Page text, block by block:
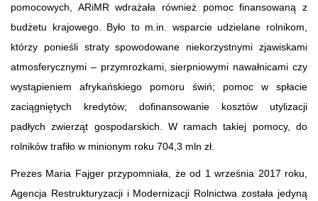
pomocowych, ARiMR wdrażała również pomoc finansowaną z
budżetu krajowego. Było to m.in. wsparcie udzielane rolnikom,
którzy ponieśli straty spowodowane niekorzystnymi zjawiskami
atmosferycznymi – przymrozkami, sierpniowymi nawałnicami czy
wystąpieniem afrykańskiego pomoru świń; pomoc w spłacie
zaciągniętych kredytów; dofinansowanie kosztów utylizacji
padłych zwierząt gospodarskich. W ramach takiej pomocy, do
rolników trafiło w minionym roku 704,3 mln zł.
Prezes Maria Fajger przypomniała, że od 1 września 2017 roku,
Agencja Restrukturyzacji i Modernizacji Rolnictwa została jedyną